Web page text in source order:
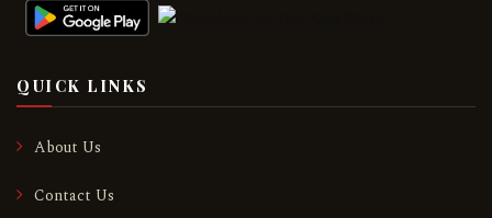
QUICK LINKS
About Us
Contact Us